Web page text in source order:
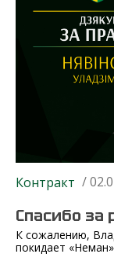
Контракт /
Спасибо за
К сожалению,
покидает «Неман»